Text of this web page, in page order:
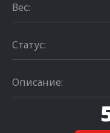
Вес:
Статус:
Описание: